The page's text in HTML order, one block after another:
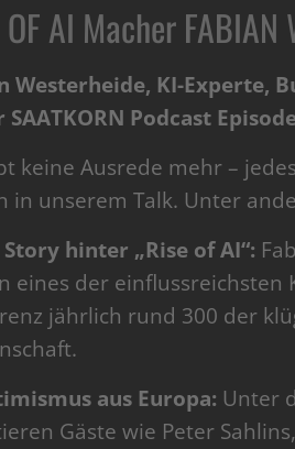
OF AI Macher FABIAN
Westerheide, KI-Experte,
SAATKORN Podcast
keine Ausrede mehr –
in unserem Talk. Unter
Story hinter „Rise of AI“:
eines der einflussreichsten
jährlich rund 300 der
aus Europa: Unter
Gäste wie Peter